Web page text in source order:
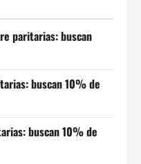
paritarias: buscan
buscan 10% de
buscan 10% de